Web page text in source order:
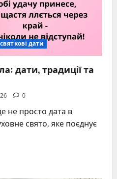
дати
дати, традиції та
0
не просто дата в
свято, яке поєднує